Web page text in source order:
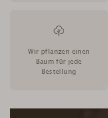
Wir pflanzen einen
Baum für jede
Bestellung